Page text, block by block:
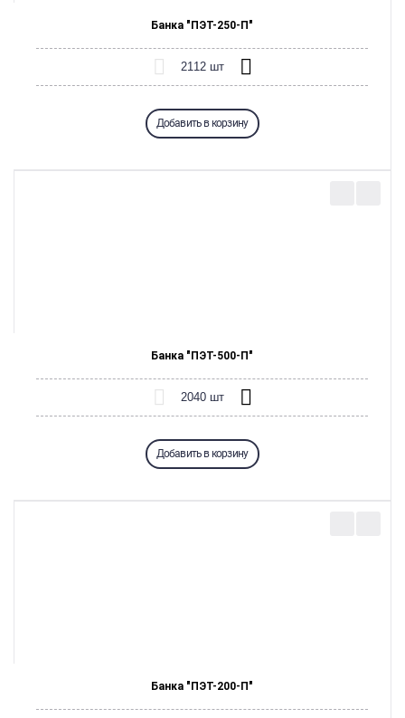
Банка "ПЭТ-250-П"
Добавить в корзину
Банка "ПЭТ-500-П"
Добавить в корзину
Банка "ПЭТ-200-П"